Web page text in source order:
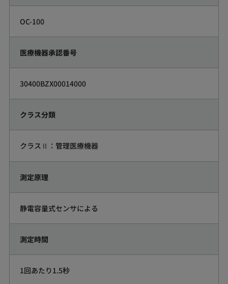
OC-100
医療機器承認番号
30400BZX00014000
クラス分類
クラスⅡ：管理医療機器
測定原理
静電容量式センサによる
測定時間
1回あたり1.5秒